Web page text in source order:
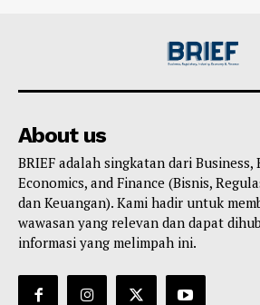
About us
BRIEF adalah singkatan dari
Economics, and Finance (Bisnis,
dan Keuangan). Kami hadir untuk
wawasan yang relevan dan dapat
informasi yang melimpah ini.